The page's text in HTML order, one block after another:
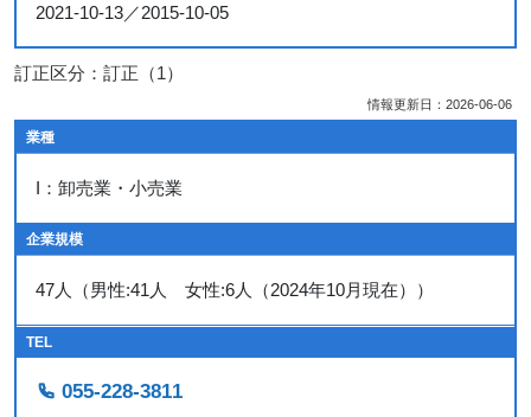
2021-10-13／2015-10-05
訂正区分：訂正（1）
情報更新日：2026-06-06
業種
I：卸売業・小売業
企業規模
47人（男性:41人 女性:6人（2024年10月現在））
TEL
055-228-3811